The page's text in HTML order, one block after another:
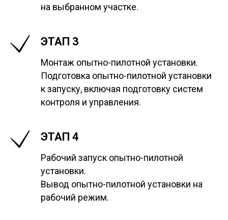
на выбранном участке.
ЭТАП 3
Монтаж опытно-пилотной установки.
Подготовка опытно-пилотной установки
к запуску, включая подготовку систем
контроля и управления.
ЭТАП 4
Рабочий запуск опытно-пилотной
установки.
Вывод опытно-пилотной установки на
рабочий режим.